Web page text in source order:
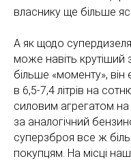
власнику ще більше
А як щодо супердизеля
може навіть крутіший
більше «моменту»,
в 6,5-7,4 літрів на
силовим агрегатом
за аналогічний
суперзброя все ж
покупцям. На місці